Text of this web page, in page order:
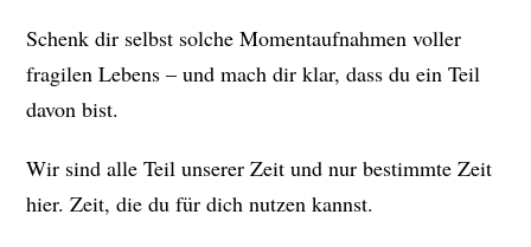
Schenk dir selbst solche Momentaufnahmen voller
fragilen Lebens – und mach dir klar, dass du ein Teil
davon bist.
Wir sind alle Teil unserer Zeit und nur bestimmte Zeit
hier. Zeit, die du für dich nutzen kannst.